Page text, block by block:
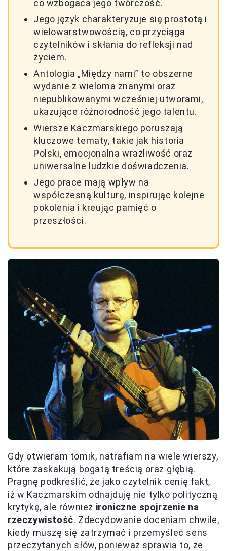
co wzbogaca jego twórczość.
Jego język charakteryzuje się prostotą i
wielowarstwowością, co przyciąga
czytelników i skłania do refleksji nad
życiem.
Antologia „Między nami” to obszerne
wydanie z wieloma znanymi oraz
niepublikowanymi wcześniej utworami,
ukazujące różnorodność jego talentu.
Wiersze Kaczmarskiego poruszają
kluczowe tematy, takie jak historia
Polski, emocjonalna wrażliwość oraz
uniwersalne ludzkie doświadczenia.
Jego prace mają wpływ na
współczesną kulturę, inspirując kolejne
pokolenia i kreując pamięć o
przeszłości.
Gdy otwieram tomik, natrafiam na wiele wierszy,
które zaskakują bogatą treścią oraz głębią.
Pragnę podkreślić, że jako czytelnik cenię fakt,
iż w Kaczmarskim odnajduję nie tylko polityczną
krytykę, ale również ironiczne spojrzenie na
rzeczywistość. Zdecydowanie doceniam chwile,
kiedy muszę się zatrzymać i przemyśleć sens
przeczytanych słów, ponieważ sprawia to, że